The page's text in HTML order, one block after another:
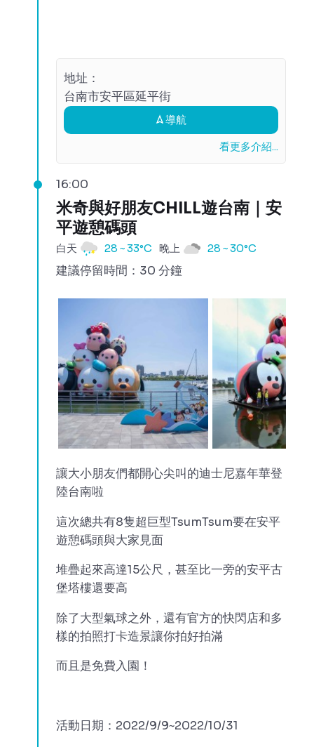
地址：
台南市安平區延平街
導航
看更多介紹...
16:00
米奇與好朋友CHILL遊台南｜安
平遊憩碼頭
白天 28 ~ 33°C 晚上 28 ~ 30°C
建議停留時間：30 分鐘
讓大小朋友們都開心尖叫的迪士尼嘉年華登
陸台南啦
這次總共有8隻超巨型TsumTsum要在安平
遊憩碼頭與大家見面
堆疊起來高達15公尺，甚至比一旁的安平古
堡塔樓還要高
除了大型氣球之外，還有官方的快閃店和多
樣的拍照打卡造景讓你拍好拍滿
而且是免費入園！
活動日期：2022/9/9~2022/10/31